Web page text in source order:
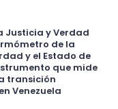
Justicia y Verdad
de la
y el Estado de
que mide
transición
Venezuela